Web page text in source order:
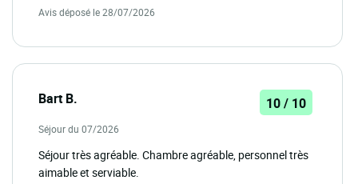
Avis déposé le 28/07/2026
Bart B. 10 / 10
Séjour du 07/2026
Séjour très agréable. Chambre agréable, personnel très
aimable et serviable.